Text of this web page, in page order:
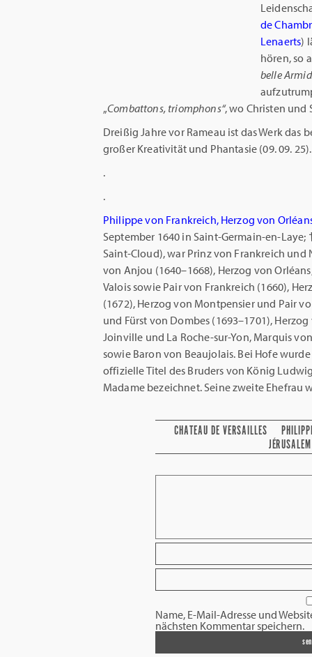
de
Lenaerts)
hören, so
belle
„Combattons, triomphons“, wo Christen und
Dreißig Jahre vor Rameau ist das Werk
großer Kreativität und Phantasie (09. 09.
.
.
Philippe von Frankreich, Herzog von
September 1640 in Saint-Germain-en-Laye;
Saint-Cloud), war Prinz von Frankreich und
von Anjou (1640–1668), Herzog von
Valois sowie Pair von Frankreich (1660),
(1672), Herzog von Montpensier und Pair
und Fürst von Dombes (1693–1701),
Joinville und La Roche-sur-Yon, Marquis
sowie Baron von Beaujolais. Bei Hofe
offizielle Titel des Bruders von König
Madame bezeichnet. Seine zweite Ehefrau
CHATEAU DE VERSAILLES
Name, E-Mail-Adresse und
nächsten Kommentar speichern.